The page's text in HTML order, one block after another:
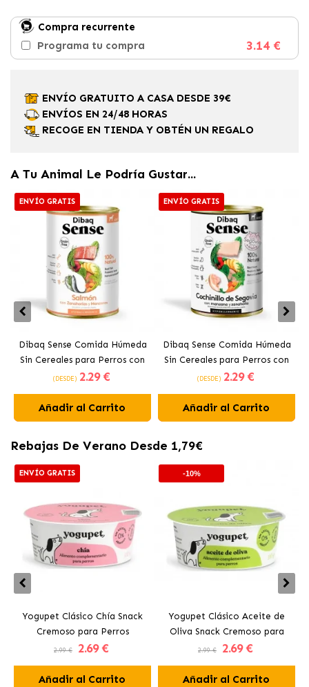
Compra recurrente
Programa tu compra
3.14 €
ENVÍO GRATUITO A CASA DESDE 39€
ENVÍOS EN 24/48 HORAS
RECOGE EN TIENDA Y OBTÉN UN REGALO
A Tu Animal Le Podría Gustar...
ENVÍO GRATIS
Dibaq Sense Comida Húmeda
Sin Cereales para Perros con
Salmón
(DESDE) 2.29 €
Añadir al Carrito
ENVÍO GRATIS
Dibaq Sense Comida Húmeda
Sin Cereales para Perros con
Cochinillo de Segovia
(DESDE) 2.29 €
Añadir al Carrito
Rebajas De Verano Desde 1,79€
ENVÍO GRATIS
Yogupet Clásico Chía Snack
Cremoso para Perros
2.99 € 2.69 €
Añadir al Carrito
-10%
Yogupet Clásico Aceite de
Oliva Snack Cremoso para
Perros
2.99 € 2.69 €
Añadir al Carrito